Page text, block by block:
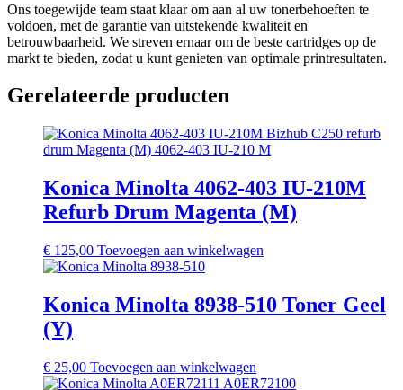
Ons toegewijde team staat klaar om aan al uw tonerbehoeften te
voldoen, met de garantie van uitstekende kwaliteit en
betrouwbaarheid. We streven ernaar om de beste cartridges op de
markt te bieden, zodat u kunt genieten van optimale printresultaten.
Gerelateerde producten
Konica Minolta 4062-403 IU-210M
Refurb Drum Magenta (M)
€ 125,00 Toevoegen aan winkelwagen
Konica Minolta 8938-510 Toner Geel
(Y)
€ 25,00 Toevoegen aan winkelwagen